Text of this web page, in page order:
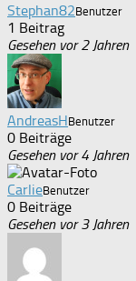
Stephan82Benutzer
1 Beitrag
Gesehen vor 2 Jahren
AndreasHBenutzer
0 Beiträge
Gesehen vor 4 Jahren
CarlieBenutzer
0 Beiträge
Gesehen vor 3 Jahren